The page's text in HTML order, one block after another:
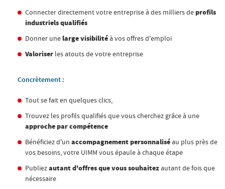
Connecter directement votre entreprise à des milliers deprofils
industriels qualifiés
Donner unelarge visibilitéà vos offres d'emploi
Valoriser les atouts de votre entreprise
Concrètement :
Tout se fait en quelques clics,
Trouvez les profils qualifiés que vous cherchez grâce à une
approche par compétence
Bénéficiez d'un accompagnement personnaliséau plus près de
vos besoins, votre UIMM vous épaule à chaque étape
Publiezautant d'offres que vous souhaitezautant de fois que
nécessaire